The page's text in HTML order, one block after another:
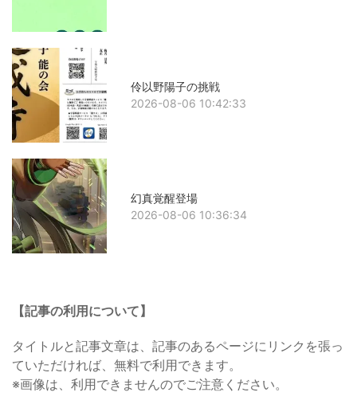
伶以野陽子の挑戦
2026-08-06 10:42:33
幻真覚醒登場
2026-08-06 10:36:34
【記事の利用について】
タイトルと記事文章は、記事のあるページにリンクを張っ
ていただければ、無料で利用できます。
※画像は、利用できませんのでご注意ください。